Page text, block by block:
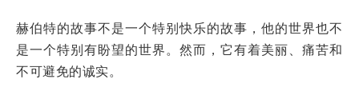
赫伯特的故事不是一个特别快乐的故事，他的世界也不
是一个特别有盼望的世界。然而，它有着美丽、痛苦和
不可避免的诚实。